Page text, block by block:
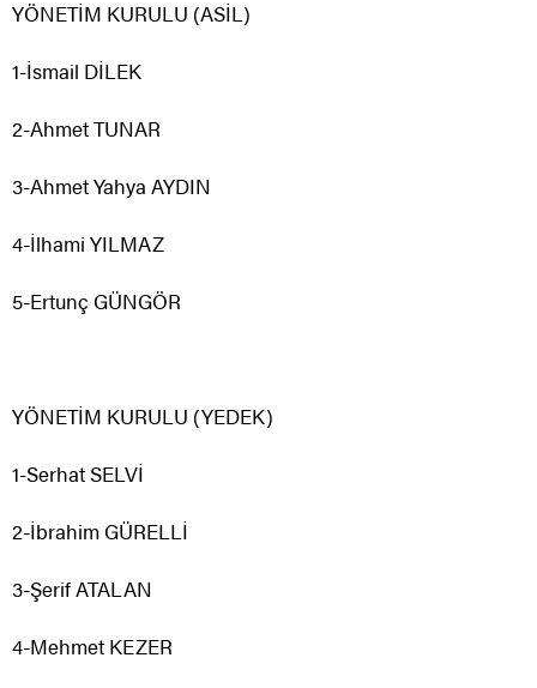
YÖNETİM KURULU (ASİL)
1-İsmail DİLEK
2-Ahmet TUNAR
3-Ahmet Yahya AYDIN
4-İlhami YILMAZ
5-Ertunç GÜNGÖR
YÖNETİM KURULU (YEDEK)
1-Serhat SELVİ
2-İbrahim GÜRELLİ
3-Şerif ATALAN
4-Mehmet KEZER